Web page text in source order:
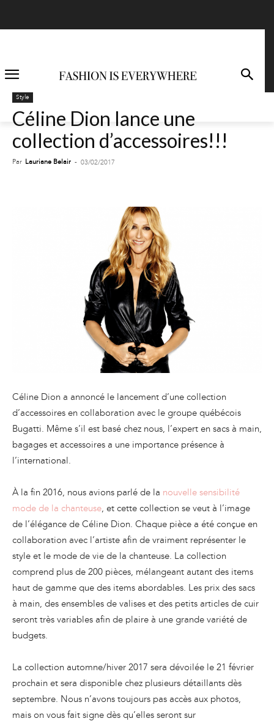
Style
Céline Dion lance une
collection d’accessoires!!!
Par Lauriane Belair - 03/02/2017
Céline Dion a annoncé le lancement d’une collection
d’accessoires en collaboration avec le groupe québécois
Bugatti. Même s’il est basé chez nous, l’expert en sacs à main,
bagages et accessoires a une importance présence à
l’international.
À la fin 2016, nous avions parlé de la nouvelle sensibilité
mode de la chanteuse, et cette collection se veut à l’image
de l’élégance de Céline Dion. Chaque pièce a été conçue en
collaboration avec l’artiste afin de vraiment représenter le
style et le mode de vie de la chanteuse. La collection
comprend plus de 200 pièces, mélangeant autant des items
haut de gamme que des items abordables. Les prix des sacs
à main, des ensembles de valises et des petits articles de cuir
seront très variables afin de plaire à une grande variété de
budgets.
La collection automne/hiver 2017 sera dévoilée le 21 février
prochain et sera disponible chez plusieurs détaillants dès
septembre. Nous n’avons toujours pas accès aux photos,
mais on vous fait signe dès qu’elles seront sur